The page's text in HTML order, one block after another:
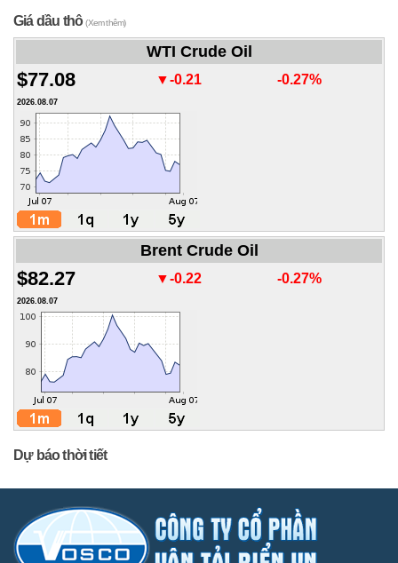
Giá dầu thô(Xem thêm)
WTI Crude Oil
$77.08 ▼-0.21 -0.27%
2026.08.07
Brent Crude Oil
$82.27 ▼-0.22 -0.27%
2026.08.07
Dự báo thời tiết